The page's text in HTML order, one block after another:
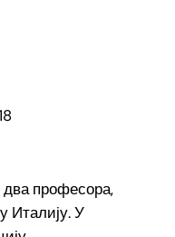
професора,
Италију. У